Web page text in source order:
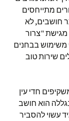
וההורים מתייחסים
חושבים, לא
מגישת "צרור
בבחנים
שירות טוב
חדי עין
הוא חושב
עשוי להסביר